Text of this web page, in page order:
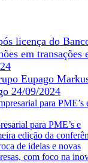
licença do
em transações
24/09/2024
para PME’s e
edição da
de ideias e novas
com foco na